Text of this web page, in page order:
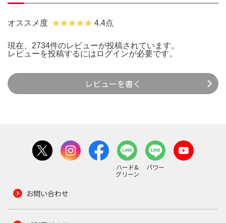
オススメ度 4.4点
現在、2734件のレビューが投稿されています。
レビューを投稿するには ログインが必要です。
レビューを書く
ハード&
グリーン
パワー
お問い合わせ